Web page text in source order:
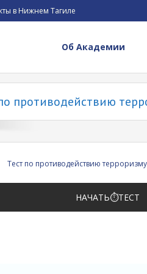
в Нижнем Тагиле
Об Академии
противодействию
Тест по противодействию
НАЧАТЬ⏱️ТЕСТ